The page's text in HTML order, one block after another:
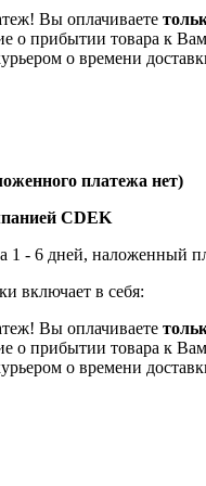
Вы оплачиваете
о прибытии товара к Вам
о времени
платежа нет)
CDEK
1 - 6 дней, наложенный
включает в себя:
Вы оплачиваете
о прибытии товара к Вам
о времени